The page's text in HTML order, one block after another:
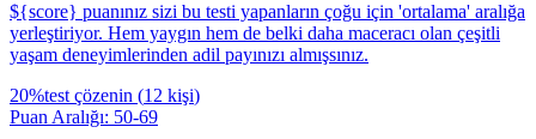
${score} puanınız sizi bu testi yapanların çoğu için 'ortalama' aralığa
yerleştiriyor. Hem yaygın hem de belki daha maceracı olan çeşitli
yaşam deneyimlerinden adil payınızı almışsınız.
20%test çözenin (12 kişi)
Puan Aralığı: 50-69